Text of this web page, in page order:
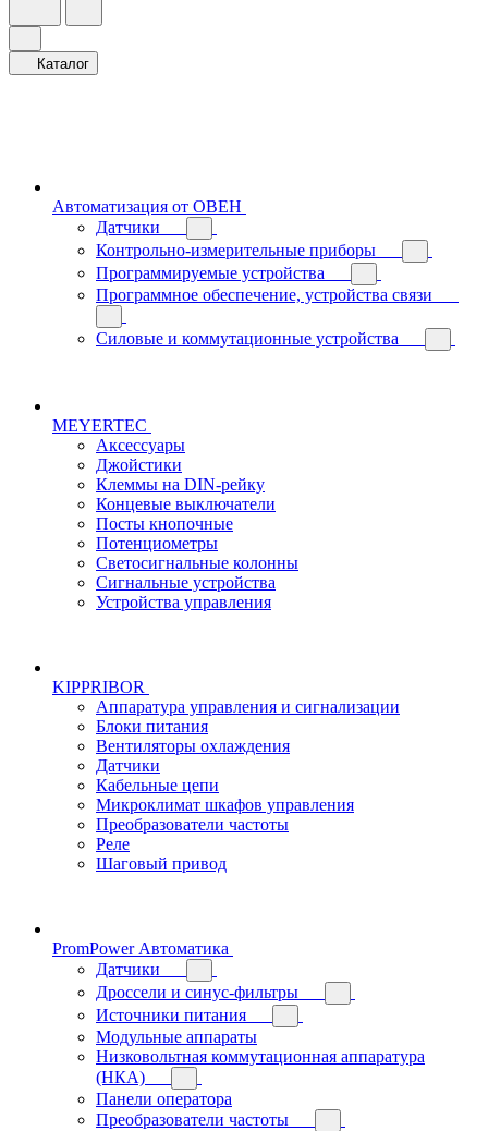
Каталог
Автоматизация от ОВЕН
Датчики
Контрольно-измерительные приборы
Программируемые устройства
Программное обеспечение, устройства связи
Силовые и коммутационные устройства
MEYERTEC
Аксессуары
Джойстики
Клеммы на DIN-рейку
Концевые выключатели
Посты кнопочные
Потенциометры
Светосигнальные колонны
Сигнальные устройства
Устройства управления
KIPPRIBOR
Аппаратура управления и сигнализации
Блоки питания
Вентиляторы охлаждения
Датчики
Кабельные цепи
Микроклимат шкафов управления
Преобразователи частоты
Реле
Шаговый привод
PromPower Автоматика
Датчики
Дроссели и синус-фильтры
Источники питания
Модульные аппараты
Низковольтная коммутационная аппаратура
(НКА)
Панели оператора
Преобразователи частоты